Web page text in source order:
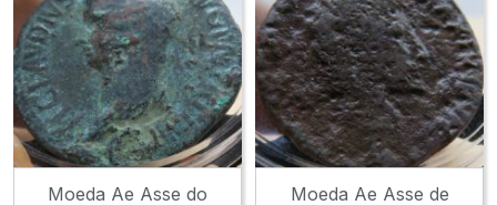
Moeda Ae Asse do Moeda Ae Asse de